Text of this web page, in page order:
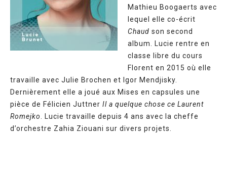
Mathieu Boogaerts avec
lequel elle co-écrit
Chaud son second
album. Lucie rentre en
classe libre du cours
Florent en 2015 où elle
travaille avec Julie Brochen et Igor Mendjisky.
Dernièrement elle a joué aux Mises en capsules une
pièce de Félicien Juttner Il a quelque chose ce Laurent
Romejko. Lucie travaille depuis 4 ans avec la cheffe
d’orchestre Zahia Ziouani sur divers projets.